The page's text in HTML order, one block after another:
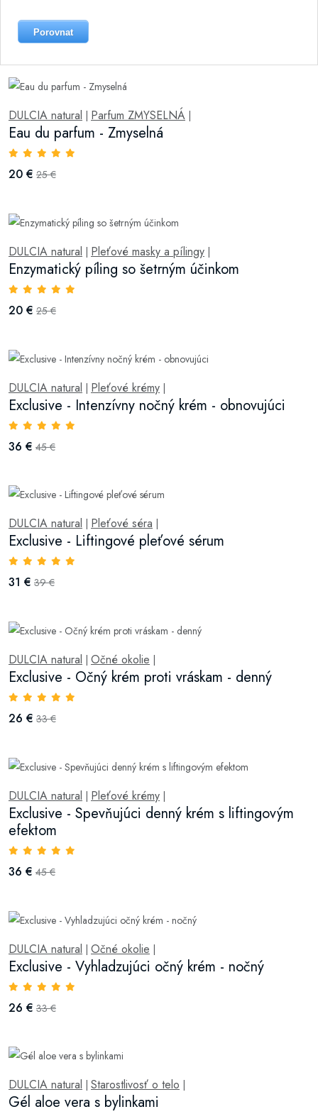
Porovnat
DULCIA natural Parfum ZMYSELNÁ
Eau du parfum - Zmyselná
20 € 25 €
DULCIA natural | Pleťové masky a pílingy |
Enzymatický píling so šetrným účinkom
20 € 25 €
DULCIA natural | Pleťové krémy |
Exclusive - Intenzívny nočný krém - obnovujúci
36 € 45 €
DULCIA natural Pleťové séra
Exclusive - Liftingové pleťové sérum
31 € 39 €
DULCIA natural Očné okolie
Exclusive - Očný krém proti vráskam - denný
26 € 33 €
DULCIA natural | Pleťové krémy |
Exclusive - Spevňujúci denný krém s liftingovým
efektom
36 € 45 €
DULCIA natural | Očné okolie |
Exclusive - Vyhladzujúci očný krém - nočný
26 € 33 €
DULCIA natural Starostlivosť o telo
Gél aloe vera s bylinkami